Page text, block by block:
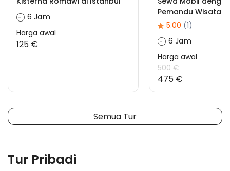
6 Jam
Harga awal
125 €
Pemandu Wisata
5.00 (1)
6 Jam
Harga awal
500 €
475 €
Semua Tur
Tur Pribadi